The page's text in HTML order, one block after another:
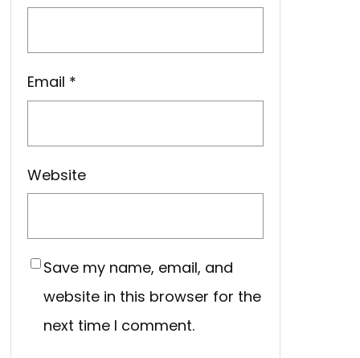
Email *
Website
Save my name, email, and
website in this browser for the
next time I comment.